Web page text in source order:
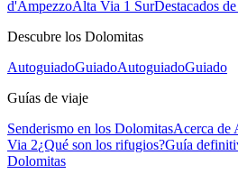
d'AmpezzoAlta Via 1 SurDestacados
Descubre los Dolomitas
AutoguiadoGuiadoAutoguiadoGuiado
Guías de viaje
Senderismo en los DolomitasAcerca de
Via 2¿Qué son los rifugios?Guía
Dolomitas